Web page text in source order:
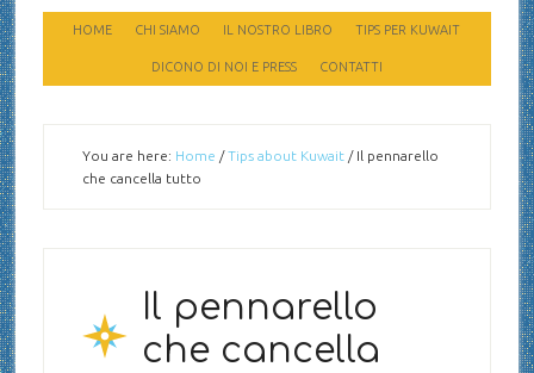
HOME CHI SIAMO IL NOSTRO LIBRO TIPS PER KUWAIT
DICONO DI NOI E PRESS CONTATTI
You are here: Home / Tips about Kuwait /Il pennarello
che cancella tutto
Il pennarello
che cancella